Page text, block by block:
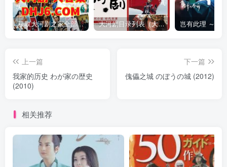
获取大河剧之家全部资源 大河剧目录列表（大河剧资源以本目录为准）
上一篇
我家的历史 わが家の歴史
(2010)
下一篇
傀儡之城 のぼうの城 (2012)
相关推荐